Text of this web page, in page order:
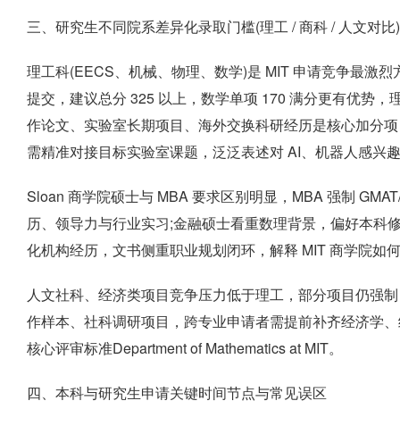
三、研究生不同院系差异化录取门槛(理工 / 商科 / 人文对比)
理工科(EECS、机械、物理、数学)是 MIT 申请竞争最激
提交，建议总分 325 以上，数学单项 170 满分更有优势
作论文、实验室长期项目、海外交换科研经历是核心加分
需精准对接目标实验室课题，泛泛表述对 AI、机器人感兴
Sloan 商学院硕士与 MBA 要求区别明显，MBA 强制
历、领导力与行业实习;金融硕士看重数理背景，偏好本
化机构经历，文书侧重职业规划闭环，解释 MIT 商学院如
人文社科、经济类项目竞争压力低于理工，部分项目仍强
作样本、社科调研项目，跨专业申请者需提前补齐经济学
核心评审标准Department of Mathematics at MIT。
四、本科与研究生申请关键时间节点与常见误区